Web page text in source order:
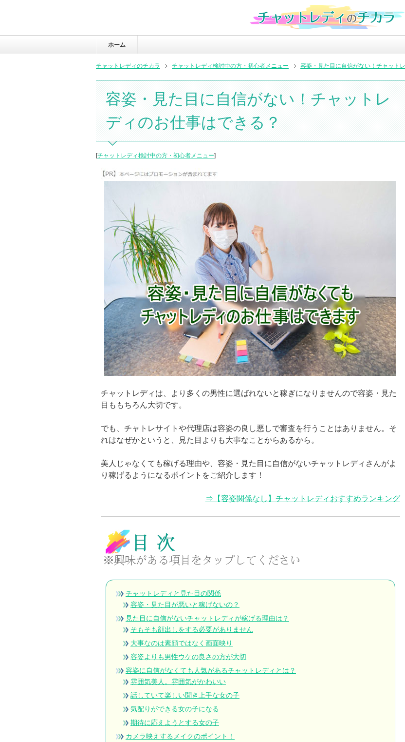
ホーム
チャットレディのチカラ チャットレディ検討中の方・初心者メニュー 容姿・見た目に自信がない！チャット
容姿・見た目に自信がない！チャットレ
ディのお仕事はできる？
[チャットレディ検討中の方・初心者メニュー]
チャットレディは、より多くの男性に選ばれないと稼ぎになりませんので容姿・見た
目ももちろん大切です。
でも、チャトレサイトや代理店は容姿の良し悪しで審査を行うことはありません。そ
れはなぜかというと、見た目よりも大事なことからあるから。
美人じゃなくても稼げる理由や、容姿・見た目に自信がないチャットレディさんがよ
り稼げるようになるポイントをご紹介します！
⇒【容姿関係なし】チャットレディおすすめランキング
チャットレディと見た目の関係
容姿・見た目が悪いと稼げないの？
見た目に自信がないチャットレディが稼げる理由は？
そもそも顔出しをする必要がありません
大事なのは素顔ではなく画面映り
容姿よりも男性ウケの良さの方が大切
容姿に自信がなくても人気があるチャットレディとは？
雰囲気美人。雰囲気がかわいい
話していて楽しい聞き上手な女の子
気配りができる女の子になる
期待に応えようとする女の子
カメラ映えするメイクのポイント！